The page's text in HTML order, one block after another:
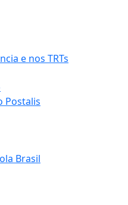
e nos TRTs
Postalis
Brasil